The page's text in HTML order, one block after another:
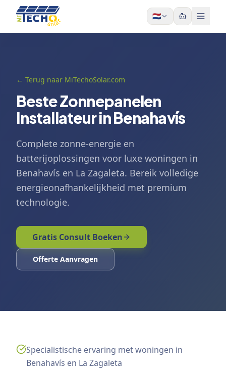
Skip to content
🇳🇱
← Terug naar MiTechoSolar.com
Beste Zonnepanelen
Installateur in Benahavís
Complete zonne-energie en
batterijoplossingen voor luxe woningen in
Benahavís en La Zagaleta. Bereik volledige
energieonafhankelijkheid met premium
technologie.
Gratis Consult Boeken
Offerte Aanvragen
Specialistische ervaring met woningen in
Benahavís en La Zagaleta